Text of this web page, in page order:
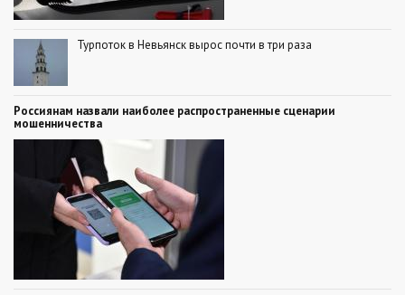
Турпоток в Невьянск вырос почти в три раза
Россиянам назвали наиболее распространенные сценарии
мошенничества